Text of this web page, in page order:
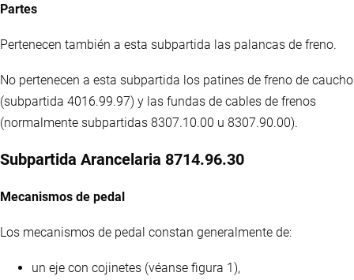
Partes
Pertenecen también a esta subpartida las palancas de freno.
No pertenecen a esta subpartida los patines de freno de caucho
(subpartida 4016.99.97) y las fundas de cables de frenos
(normalmente subpartidas 8307.10.00 u 8307.90.00).
Subpartida Arancelaria 8714.96.30
Mecanismos de pedal
Los mecanismos de pedal constan generalmente de:
un eje con cojinetes (véanse figura 1),